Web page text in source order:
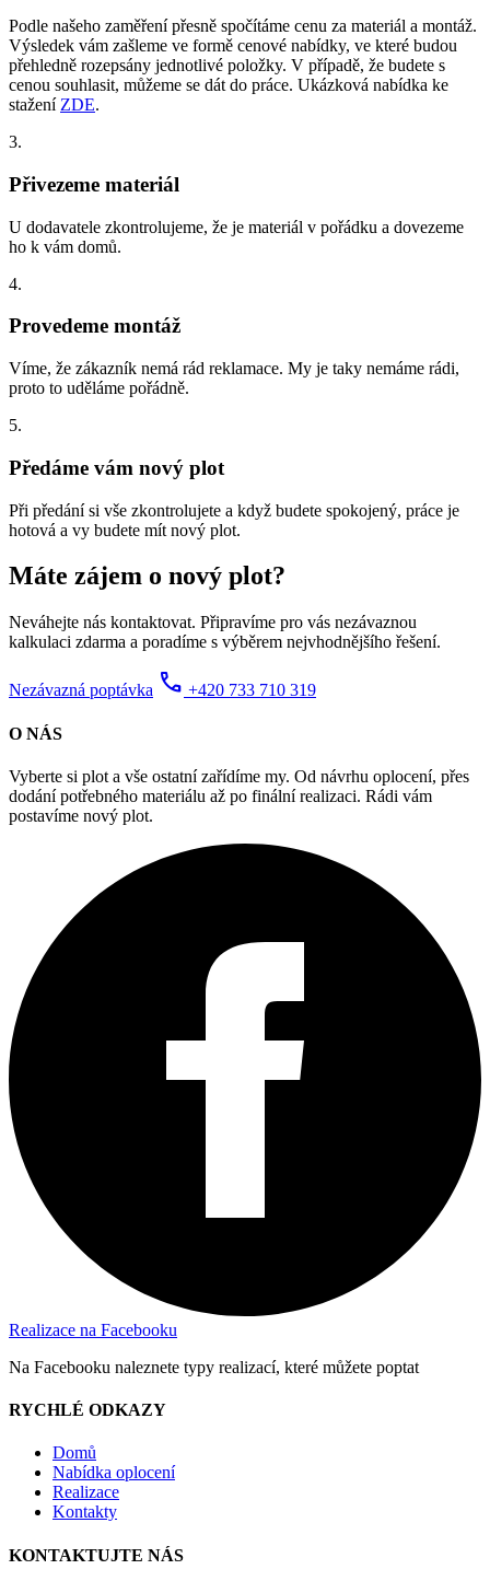
Podle našeho zaměření přesně spočítáme cenu za materiál a montáž.
Výsledek vám zašleme ve formě cenové nabídky, ve které budou
přehledně rozepsány jednotlivé položky. V případě, že budete s
cenou souhlasit, můžeme se dát do práce. Ukázková nabídka ke
stažení ZDE.
3.
Přivezeme materiál
U dodavatele zkontrolujeme, že je materiál v pořádku a dovezeme
ho k vám domů.
4.
Provedeme montáž
Víme, že zákazník nemá rád reklamace. My je taky nemáme rádi,
proto to uděláme pořádně.
5.
Předáme vám nový plot
Při předání si vše zkontrolujete a když budete spokojený, práce je
hotová a vy budete mít nový plot.
Máte zájem o nový plot?
Neváhejte nás kontaktovat. Připravíme pro vás nezávaznou
kalkulaci zdarma a poradíme s výběrem nejvhodnějšího řešení.
Nezávazná poptávka call +420 733 710 319
O NÁS
Vyberte si plot a vše ostatní zařídíme my. Od návrhu oplocení, přes
dodání potřebného materiálu až po finální realizaci. Rádi vám
postavíme nový plot.
Realizace na Facebooku
Na Facebooku naleznete typy realizací, které můžete poptat
RYCHLÉ ODKAZY
Domů
Nabídka oplocení
Realizace
Kontakty
KONTAKTUJTE NÁS